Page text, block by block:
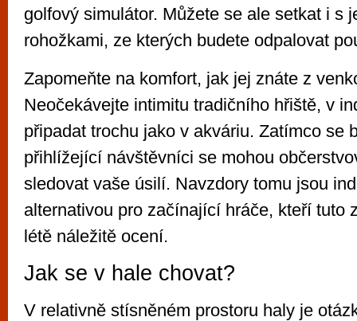
golfový simulátor. Můžete se ale setkat i s
rohožkami, ze kterých budete odpalovat
Zapomeňte na komfort, jak jej znáte z
Neočekávejte intimitu tradičního hřiště, v
připadat trochu jako v akváriu. Zatímco se
přihlížející návštěvníci se mohou
sledovat vaše úsilí. Navzdory tomu jsou
alternativou pro začínající hráče, kteří tuto
létě náležitě ocení.
Jak se v hale chovat?
V relativně stísněném prostoru haly je